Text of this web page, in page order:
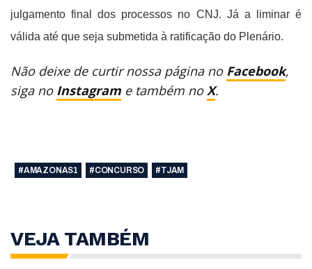
julgamento final dos processos no CNJ. Já a liminar é
válida até que seja submetida à ratificação do Plenário.
Não deixe de curtir nossa página no Facebook,
siga no Instagram e também noX.
#AMAZONAS1 #CONCURSO #TJAM
VEJA TAMBÉM